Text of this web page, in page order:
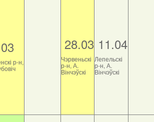
р-н,
28.03
Чэрвеньскі
р-н, А.
Вінчэўскі
11.04
Лепельскі
р-н, А.
Вінчэўскі